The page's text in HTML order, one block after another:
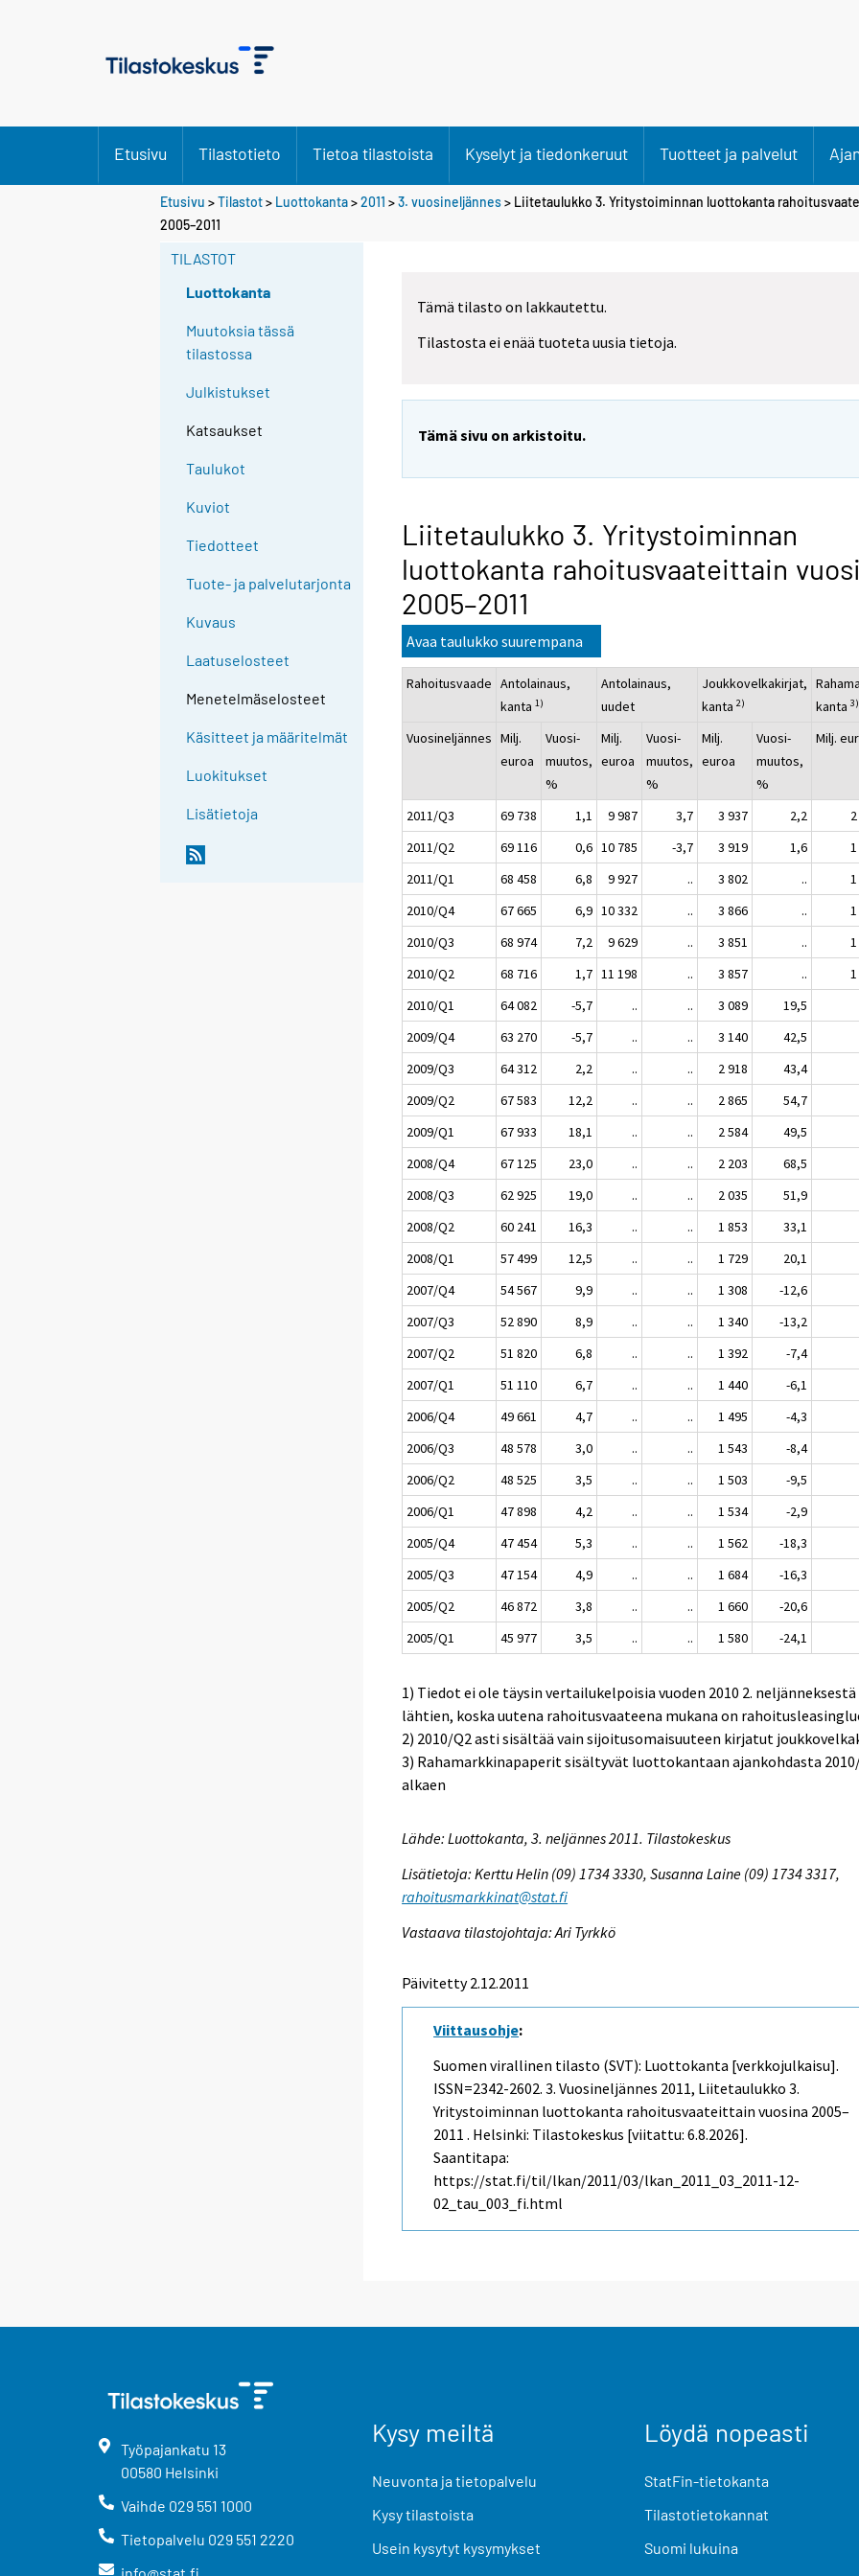
Etusivu Tilastotieto Tietoa tilastoista Kyselyt ja tiedonkeruut Tuotteet ja palvelut
Etusivu >Tilastot> Luottokanta>2011 >3. vuosineljännes> Liitetaulukko 3. Yritystoiminnan luottokanta
2005–2011
TILASTOT
Luottokanta
Muutoksia tässä
tilastossa
Julkistukset
Katsaukset
Taulukot
Kuviot
Tiedotteet
Tuote- ja palvelutarjonta
Kuvaus
Laatuselosteet
Menetelmäselosteet
Käsitteet ja määritelmät
Luokitukset
Lisätietoja
Tämä tilasto on lakkautettu.
Tilastosta ei enää tuoteta uusia tietoja.
Tämä sivu on arkistoitu.
Liitetaulukko 3. Yritystoiminnan
luottokanta rahoitusvaateittain
2005–2011
Avaa taulukko suurempana
Rahoitusvaade Antolainaus,
kanta1)
Antolainaus,
uudet
Joukkovelkakirjat,
kanta2)
kanta3)
Vuosineljännes Milj.
euroa
Vuosi-
muutos,
%
Milj.
euroa
Vuosi-
muutos,
%
Milj.
euroa
Vuosi-
muutos,
%
Milj.
2011/Q3
69 738 1,1 9 987 3,7 3 937 2,2
2011/Q2
69 116 0,6 10 785 -3,7 3 919 1,6
2011/Q1
68 458 6,8 9 927 .. 3 802 ..
2010/Q4
67 665 6,9 10 332 .. 3 866 ..
2010/Q3
68 974 7,2 9 629 .. 3 851 ..
2010/Q2
68 716 1,7 11 198 .. 3 857 ..
2010/Q1
64 082 -5,7 .. .. 3 089 19,5
2009/Q4
63 270 -5,7 .. .. 3 140 42,5
2009/Q3
64 312 2,2 .. .. 2 918 43,4
2009/Q2
67 583 12,2 .. .. 2 865 54,7
2009/Q1
67 933 18,1 .. .. 2 584 49,5
2008/Q4
67 125 23,0 .. .. 2 203 68,5
2008/Q3
62 925 19,0 .. .. 2 035 51,9
2008/Q2
60 241 16,3 .. .. 1 853 33,1
2008/Q1
57 499 12,5 .. .. 1 729 20,1
2007/Q4
54 567 9,9 .. .. 1 308 -12,6
2007/Q3
52 890 8,9 .. .. 1 340 -13,2
2007/Q2
51 820 6,8 .. .. 1 392 -7,4
2007/Q1
51 110 6,7 .. .. 1 440 -6,1
2006/Q4
49 661 4,7 .. .. 1 495 -4,3
2006/Q3
48 578 3,0 .. .. 1 543 -8,4
2006/Q2
48 525 3,5 .. .. 1 503 -9,5
2006/Q1
47 898 4,2 .. .. 1 534 -2,9
2005/Q4
47 454 5,3 .. .. 1 562 -18,3
2005/Q3
47 154 4,9 .. .. 1 684 -16,3
2005/Q2
46 872 3,8 .. .. 1 660 -20,6
2005/Q1
45 977 3,5 .. .. 1 580 -24,1
1) Tiedot ei ole täysin vertailukelpoisia vuoden 2010 2. neljänneksestä
lähtien, koska uutena rahoitusvaateena mukana on
2) 2010/Q2 asti sisältää vain sijoitusomaisuuteen kirjatut
3) Rahamarkkinapaperit sisältyvät luottokantaan ajankohdasta
alkaen
Lähde: Luottokanta, 3. neljännes 2011. Tilastokeskus
Lisätietoja: Kerttu Helin (09) 1734 3330, Susanna Laine (09) 1734 3317,
rahoitusmarkkinat@stat.fi
Vastaava tilastojohtaja: Ari Tyrkkö
Päivitetty 2.12.2011
Viittausohje:
Suomen virallinen tilasto (SVT): Luottokanta [verkkojulkaisu].
ISSN=2342-2602.3. Vuosineljännes 2011, Liitetaulukko 3.
Yritystoiminnan luottokanta rahoitusvaateittain vuosina 2005–
2011 . Helsinki: Tilastokeskus [viitattu: 6.8.2026].
Saantitapa:
https://stat.fi/til/lkan/2011/03/lkan_2011_03_2011-12-
02_tau_003_fi.html
Työpajankatu 13
00580 Helsinki
Vaihde 029 551 1000
Tietopalvelu 029 551 2220
Kysy meiltä
Neuvonta ja tietopalvelu
Kysy tilastoista
Usein kysytyt kysymykset
Löydä nopeasti
StatFin-tietokanta
Tilastotietokannat
Suomi lukuina